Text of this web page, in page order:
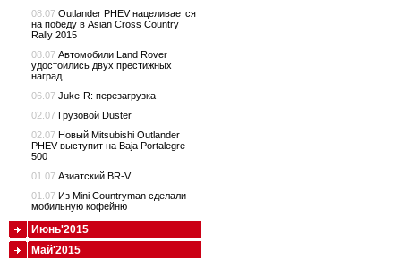
08.07 Outlander PHEV нацеливается
на победу в Asian Cross Country
Rally 2015
08.07 Автомобили Land Rover
удостоились двух престижных
наград
06.07 Juke-R: перезагрузка
02.07 Грузовой Duster
02.07 Новый Mitsubishi Outlander
PHEV выступит на Baja Portalegre
500
01.07 Азиатский BR-V
01.07 Из Mini Countryman сделали
мобильную кофейню
Июнь'2015
Май'2015